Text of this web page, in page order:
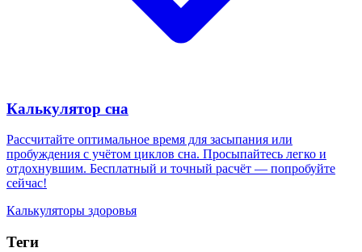
Калькулятор сна
Рассчитайте оптимальное время для засыпания или
пробуждения с учётом циклов сна. Просыпайтесь легко и
отдохнувшим. Бесплатный и точный расчёт — попробуйте
сейчас!
Калькуляторы здоровья
Теги